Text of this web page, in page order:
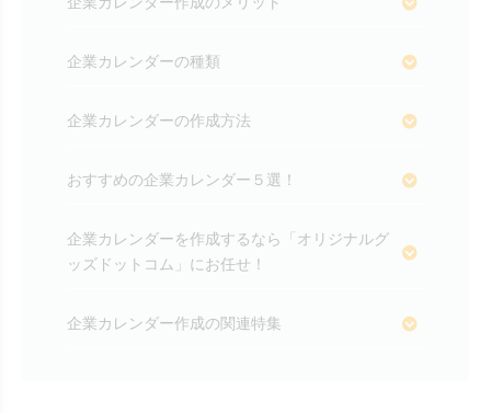
企業カレンダーの種類
企業カレンダーの作成方法
おすすめの企業カレンダー５選！
企業カレンダーを作成するなら「オリジナルグ
ッズドットコム」にお任せ！
企業カレンダー作成の関連特集